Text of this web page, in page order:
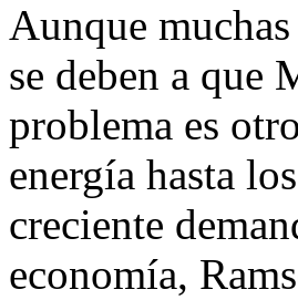
Aunque
se deben a que
problema es
energía hasta
creciente
economía,